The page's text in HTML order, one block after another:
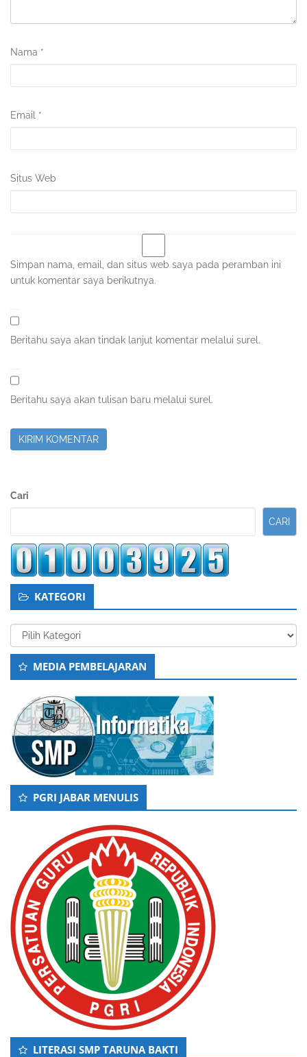
Nama *
Email *
Situs Web
Simpan nama, email, dan situs web saya pada peramban ini
untuk komentar saya berikutnya.
Beritahu saya akan tindak lanjut komentar melalui surel.
Beritahu saya akan tulisan baru melalui surel.
Sidebar
Cari
CARI
KATEGORI
Kategori
MEDIA PEMBELAJARAN
PGRI JABAR MENULIS
LITERASI SMP TARUNA BAKTI